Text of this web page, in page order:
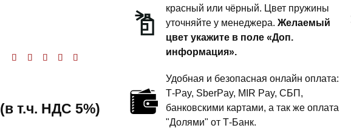
(в т.ч. НДС 5%)
комфорткрасный или чёрный. Цвет пружины
уточняйте у менеджера.Желаемый
цвет укажите в поле «Доп.
информация».
Удобная и безопасная онлайн оплата:
T‑Pay, SberPay, MIR Pay, СБП,
банковскими картами, а так же оплата
"Долями" от Т-Банк.